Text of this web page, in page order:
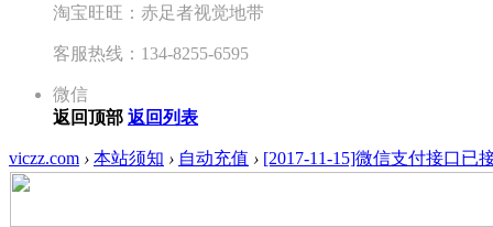
淘宝旺旺：赤足者视觉地带
客服热线：134-8255-6595
微信
返回顶部 返回列表
viczz.com › 本站须知 › 自动充值 › [2017-11-15]微信支付接口已